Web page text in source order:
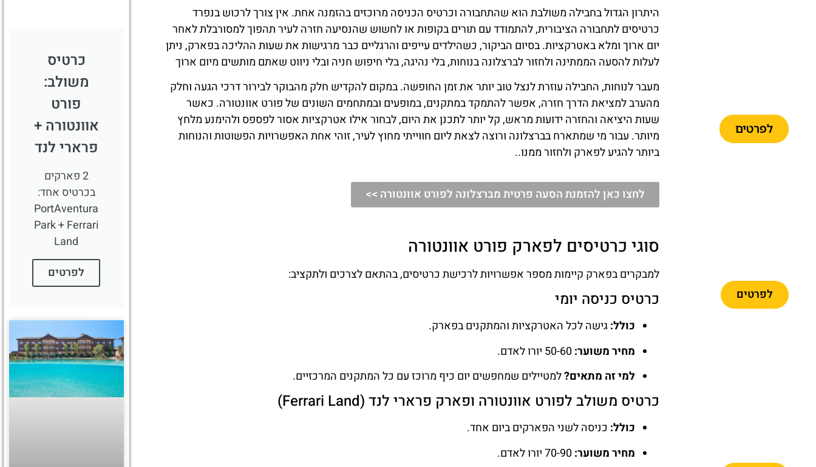
לפרטים
לפרטים
היתרון הגדול בחבילה משולבת הוא שהתחבורה וכרטיס הכניסה מרוכזים בהזמנה אחת. אין צורך לרכוש בנפרד
כרטיסים לתחבורה הציבורית, להתמודד עם תורים בקופות או לחשוש שהנסיעה חזרה לעיר תהפוך למסורבלת לאחר
יום ארוך ומלא באטרקציות. בסיום הביקור, כשהילדים עייפים והרגליים כבר מרגישות את שעות ההליכה בפארק, ניתן
לעלות להסעה הממתינה ולחזור לברצלונה בנוחות, בלי נהיגה, בלי חיפוש חניה ובלי ניווט שאתם מותשים מיום ארוך
מעבר לנוחות, החבילה עוזרת לנצל טוב יותר את זמן החופשה. במקום להקדיש חלק מהבוקר לבירור דרכי הגעה וחלק
מהערב למציאת הדרך חזרה, אפשר להתמקד במתקנים, במופעים ובמתחמים השונים של פורט אוונטורה. כאשר
שעות היציאה והחזרה ידועות מראש, קל יותר לתכנן את היום, לבחור אילו אטרקציות אסור לפספס ולהימנע מלחץ
מיותר. עבור מי שמתארח בברצלונה ורוצה לצאת ליום חווייתי מחוץ לעיר, זוהי אחת האפשרויות הפשוטות והנוחות
ביותר להגיע לפארק ולחזור ממנו..
לחצו כאן להזמנת הסעה פרטית מברצלונה לפורט אוונטורה >>
סוגי כרטיסים לפארק פורט אוונטורה
למבקרים בפארק קיימות מספר אפשרויות לרכישת כרטיסים, בהתאם לצרכים ולתקציב:
כרטיס כניסה יומי
כולל:גישה לכל האטרקציות והמתקנים בפארק.
מחיר משוער:50-60 יורו לאדם.
למי זה מתאים?למטיילים שמחפשים יום כיף מרוכז עם כל המתקנים המרכזיים.
כרטיס משולב לפורט אוונטורה ופארק פרארי לנד (Ferrari Land)
כולל: כניסה לשני הפארקים ביום אחד.
מחיר משוער:70-90 יורו לאדם.
כרטיס
משולב:
פורט
אוונטורה +
פרארי לנד
2 פארקים
בכרטיס אחד:
PortAventura
Park + Ferrari
Land
לפרטים